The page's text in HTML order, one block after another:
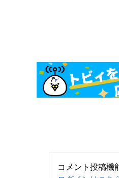
コメント投稿機